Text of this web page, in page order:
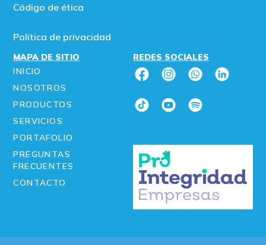
Código de ética
Política de privacidad
MAPA DE SITIO
INICIO
NOSOTROS
PRODUCTOS
SERVICIOS
PORTAFOLIO
PREGUNTAS
FRECUENTES
CONTACTO
REDES SOCIALES